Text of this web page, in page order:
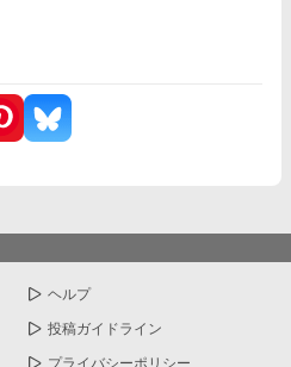
ヘルプ
投稿ガイドライン
プライバシーポリシー